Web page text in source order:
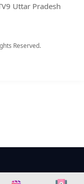
Uttar Pradesh
Reserved.